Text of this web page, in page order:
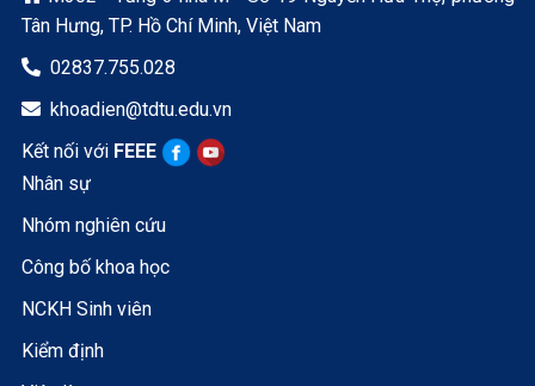
Tân Hưng, TP. Hồ Chí Minh, Việt Nam
 02837.755.028
 khoadien@tdtu.edu.vn
Kết nối với FEEE
Nhân sự
Nhóm nghiên cứu
Công bố khoa học
NCKH Sinh viên
Kiểm định